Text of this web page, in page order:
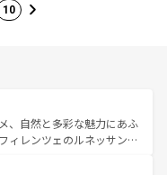
10
、自然と多彩な魅力にあふ
ィレンツェのルネッサンス
風景やアマルフィ海岸の絶